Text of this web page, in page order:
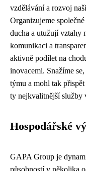
vzdělávání a rozvoj
Organizujeme
ducha a utužují vztahy
komunikaci a
aktivně podílet na
inovacemi. Snažíme
týmu a mohl tak
ty nejkvalitnější služby
Hospodářské
GAPA Group je
působností v několika